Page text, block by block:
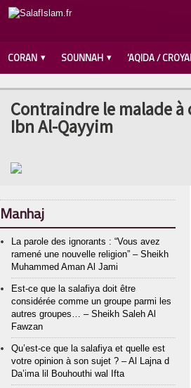
CORAN SOUNNAH ‘AQIDA /
Contraindre le malade
Ibn Al-Qayyim
Manhaj
La parole des ignorants : “Vous avez
ramené une nouvelle religion” – Sheikh
Muhammed Aman Al Jami
Est-ce que la salafiya doit être
considérée comme un groupe parmi les
autres groupes… – Sheikh Saleh Al
Fawzan
Qu’est-ce que la salafiya et quelle est
votre opinion à son sujet ? – Al Lajna d
Da’ima lil Bouhouthi wal Ifta